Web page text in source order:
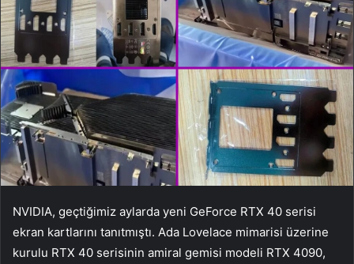
NVIDIA, geçtiğimiz aylarda yeni GeForce RTX 40 serisi
ekran kartlarını tanıtmıştı. Ada Lovelace mimarisi üzerine
kurulu RTX 40 serisinin amiral gemisi modeli RTX 4090,